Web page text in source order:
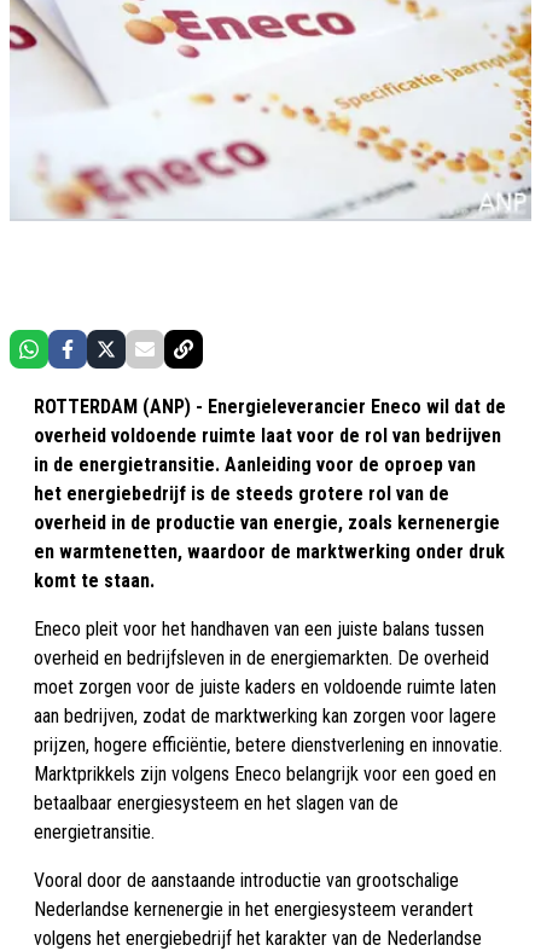
ROTTERDAM (ANP) - Energieleverancier Eneco wil dat de
overheid voldoende ruimte laat voor de rol van bedrijven
in de energietransitie. Aanleiding voor de oproep van
het energiebedrijf is de steeds grotere rol van de
overheid in de productie van energie, zoals kernenergie
en warmtenetten, waardoor de marktwerking onder druk
komt te staan.
Eneco pleit voor het handhaven van een juiste balans tussen
overheid en bedrijfsleven in de energiemarkten. De overheid
moet zorgen voor de juiste kaders en voldoende ruimte laten
aan bedrijven, zodat de marktwerking kan zorgen voor lagere
prijzen, hogere efficiëntie, betere dienstverlening en innovatie.
Marktprikkels zijn volgens Eneco belangrijk voor een goed en
betaalbaar energiesysteem en het slagen van de
energietransitie.
Vooral door de aanstaande introductie van grootschalige
Nederlandse kernenergie in het energiesysteem verandert
volgens het energiebedrijf het karakter van de Nederlandse